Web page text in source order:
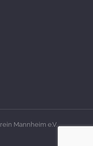
Mannheim e.V.